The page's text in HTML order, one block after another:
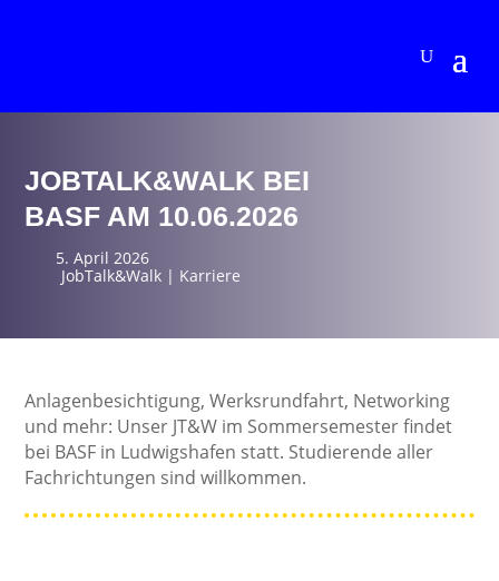
JOBTALK&WALK BEI
BASF AM 10.06.2026
5. April 2026
JobTalk&Walk| Karriere
Anlagenbesichtigung, Werksrundfahrt, Networking
und mehr: Unser JT&W im Sommersemester findet
bei BASF in Ludwigshafen statt. Studierende aller
Fachrichtungen sind willkommen.